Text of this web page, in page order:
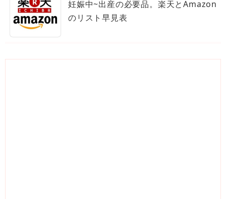
妊娠中~出産の必要品。楽天とAmazon
のリスト早見表